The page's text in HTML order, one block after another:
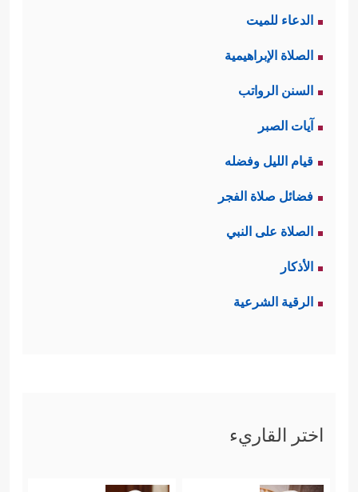
الدعاء للميت
الصلاة الإبراهيمية
السنن الرواتب
آيات الصبر
قيام الليل وفضله
فضائل صلاة الفجر
الصلاة على النبي
الأذكار
الرقية الشرعية
اختر القاريء